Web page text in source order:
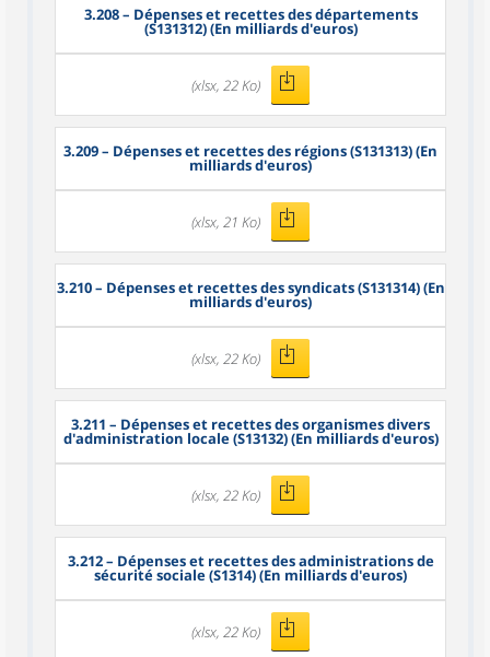
3.208– Dépenses et recettes des départements
(S131312) (En milliards d'euros)
(xlsx, 22 Ko)
3.209– Dépenses et recettes des régions (S131313) (En
milliards d'euros)
(xlsx, 21 Ko)
3.210– Dépenses et recettes des syndicats (S131314) (En
milliards d'euros)
(xlsx, 22 Ko)
3.211 – Dépenses et recettes des organismes divers
d'administration locale (S13132) (En milliards d'euros)
(xlsx, 22 Ko)
3.212– Dépenses et recettes des administrations de
sécurité sociale (S1314) (En milliards d'euros)
(xlsx, 22 Ko)